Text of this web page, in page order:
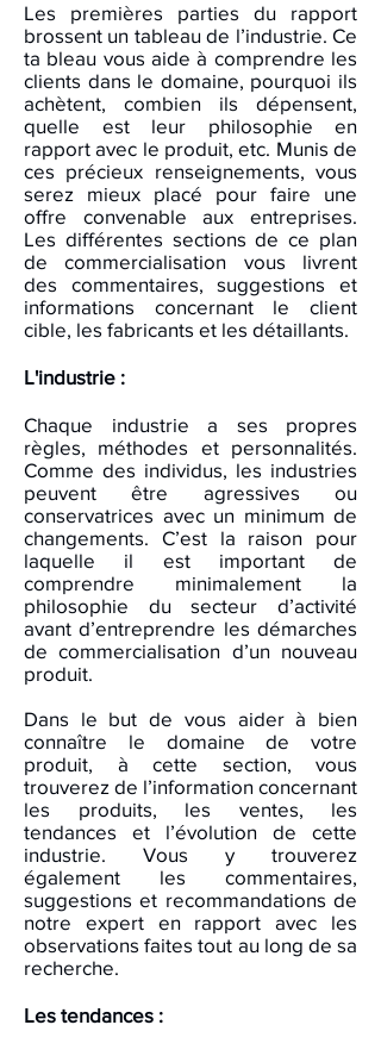
Les premières parties du rapport
brossent un tableau de l’industrie. Ce
ta bleau vous aide à comprendre les
clients dans le domaine, pourquoi ils
achètent, combien ils dépensent,
quelle est leur philosophie en
rapport avec le produit, etc. Munis de
ces précieux renseignements, vous
serez mieux placé pour faire une
offre convenable aux entreprises.
Les différentes sections de ce plan
de commercialisation vous livrent
des commentaires, suggestions et
informations concernant le client
cible, les fabricants et les détaillants.
L'industrie :
Chaque industrie a ses propres
règles, méthodes et personnalités.
Comme des individus, les industries
peuvent être agressives ou
conservatrices avec un minimum de
changements. C’est la raison pour
laquelle il est important de
comprendre minimalement la
philosophie du secteur d’activité
avant d’entreprendre les démarches
de commercialisation d’un nouveau
produit.
Dans le but de vous aider à bien
connaître le domaine de votre
produit, à cette section, vous
trouverez de l’information concernant
les produits, les ventes, les
tendances et l’évolution de cette
industrie. Vous y trouverez
également les commentaires,
suggestions et recommandations de
notre expert en rapport avec les
observations faites tout au long de sa
recherche.
Les tendances :